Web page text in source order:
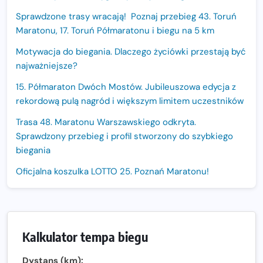
Sprawdzone trasy wracają! Poznaj przebieg 43. Toruń
Maratonu, 17. Toruń Półmaratonu i biegu na 5 km
Motywacja do biegania. Dlaczego życiówki przestają być
najważniejsze?
15. Półmaraton Dwóch Mostów. Jubileuszowa edycja z
rekordową pulą nagród i większym limitem uczestników
Trasa 48. Maratonu Warszawskiego odkryta.
Sprawdzony przebieg i profil stworzony do szybkiego
biegania
Oficjalna koszulka LOTTO 25. Poznań Maratonu!
Kalkulator tempa biegu